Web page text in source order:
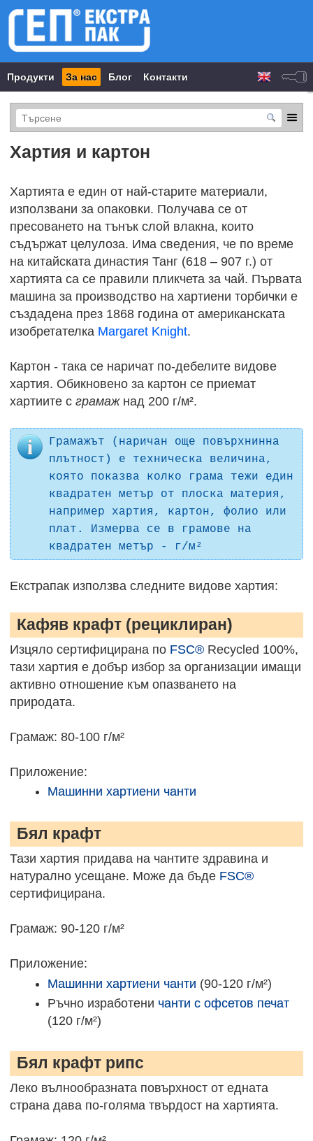
Продукти За нас Блог Контакти
Хартия и картон
Хартията е един от най-старите материали,
използвани за опаковки. Получава се от
пресоването на тънък слой влакна, които
съдържат целулоза. Има сведения, че по време
на китайската династия Танг (618 – 907 г.) от
хартията са се правили пликчета за чай. Първата
машина за производство на хартиени торбички е
създадена през 1868 година от американската
изобретателка Margaret Knight.
Картон - така се наричат по-дебелите видове
хартия. Обикновено за картон се приемат
хартиите с грамажнад 200 г/м².
Грамажът (наричан още повърхнинна
плътност) е техническа величина,
която показва колко грама тежи един
квадратен метър от плоска материя,
например хартия, картон, фолио или
плат. Измерва се в грамове на
квадратен метър - г/м²
Екстрапак използва следните видове хартия:
Кафяв крафт (рециклиран)
Изцяло сертифицирана по FSC®Recycled 100%,
тази хартия е добър избор за организации имащи
активно отношение към опазването на
природата.
Грамаж: 80-100 г/м²
Приложение:
Машинни хартиени чанти
Бял крафт
Тази хартия придава на чантите здравина и
натурално усещане. Може да бъде FSC®
сертифицирана.
Грамаж: 90-120 г/м²
Приложение:
Машинни хартиени чанти (90-120 г/м²)
Ръчно изработени чанти с офсетов печат
(120 г/м²)
Бял крафт рипс
Леко вълнообразната повърхност от едната
страна дава по-голяма твърдост на хартията.